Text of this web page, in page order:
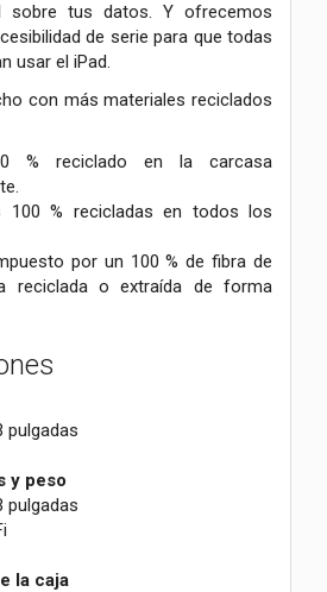
sobre tus datos. Y ofrecemos
de serie para que todas
usar el iPad.
con más materiales reciclados
% reciclado en la carcasa
100 % recicladas en todos los
por un 100 % de fibra de
reciclada o extraída de forma
pulgadas
y peso
pulgadas
la caja